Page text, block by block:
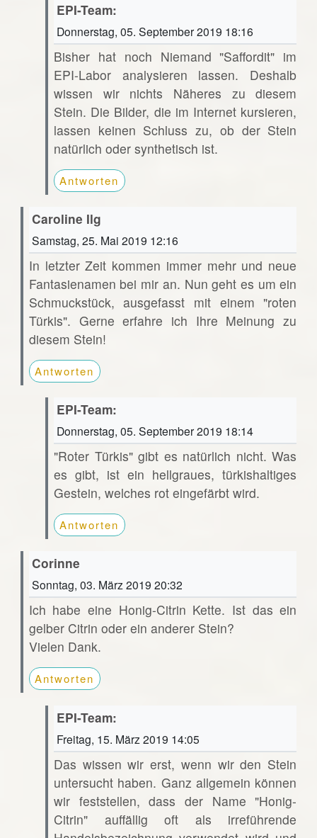
EPI-Team:
Donnerstag, 05. September 2019 18:16
Bisher hat noch Niemand "Saffordit" im
EPI-Labor analysieren lassen. Deshalb
wissen wir nichts Näheres zu diesem
Stein. Die Bilder, die im Internet kursieren,
lassen keinen Schluss zu, ob der Stein
natürlich oder synthetisch ist.
Antworten
Caroline Ilg
Samstag, 25. Mai 2019 12:16
In letzter Zeit kommen immer mehr und neue
Fantasienamen bei mir an. Nun geht es um ein
Schmuckstück, ausgefasst mit einem "roten
Türkis". Gerne erfahre ich Ihre Meinung zu
diesem Stein!
Antworten
EPI-Team:
Donnerstag, 05. September 2019 18:14
"Roter Türkis" gibt es natürlich nicht. Was
es gibt, ist ein hellgraues, türkishaltiges
Gestein, welches rot eingefärbt wird.
Antworten
Corinne
Sonntag, 03. März 2019 20:32
Ich habe eine Honig-Citrin Kette. Ist das ein
gelber Citrin oder ein anderer Stein?
Vielen Dank.
Antworten
EPI-Team:
Freitag, 15. März 2019 14:05
Das wissen wir erst, wenn wir den Stein
untersucht haben. Ganz allgemein können
wir feststellen, dass der Name "Honig-
Citrin" auffällig oft als irreführende